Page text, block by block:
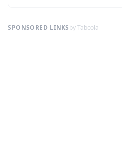
SPONSORED LINKSby Taboola